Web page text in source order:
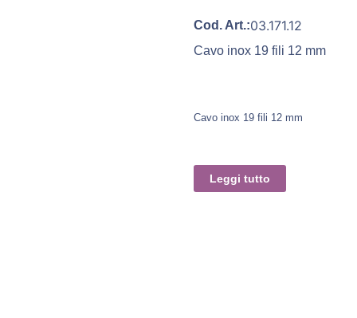
Cod. Art.:03.171.12
Cavo inox 19 fili 12 mm
Cavo inox 19 fili 12 mm
Leggi tutto